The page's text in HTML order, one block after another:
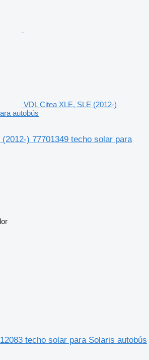
VDL Citea XLE, SLE (2012-)
autobús
) 77701349 techo solar para
techo solar para Solaris autobús